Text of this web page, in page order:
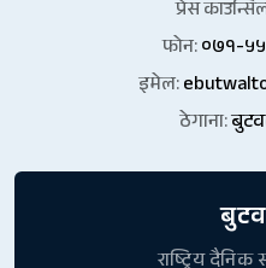
प्रेस
फोन:०७१-
इमेल:
ठेगाना: